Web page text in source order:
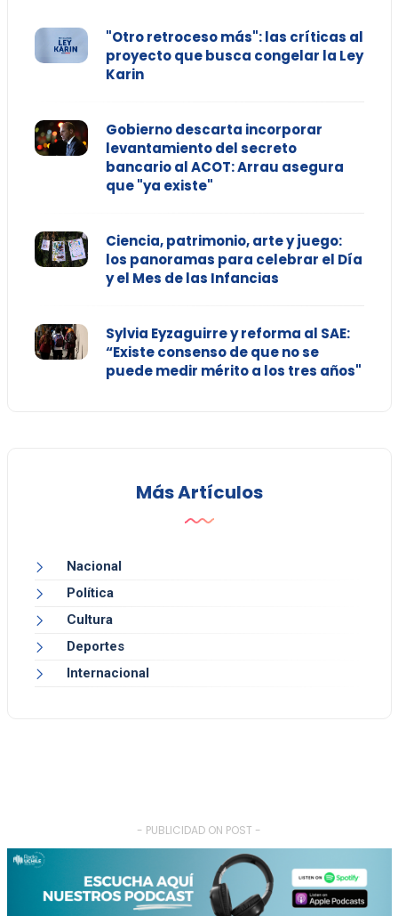
"Otro retroceso más": las críticas al
proyecto que busca congelar la Ley
Karin
Gobierno descarta incorporar
levantamiento del secreto
bancario al ACOT: Arrau asegura
que "ya existe"
Ciencia, patrimonio, arte y juego:
los panoramas para celebrar el Día
y el Mes de las Infancias
Sylvia Eyzaguirre y reforma al SAE:
“Existe consenso de que no se
puede medir mérito a los tres años"
Más Artículos
Nacional
Política
Cultura
Deportes
Internacional
- PUBLICIDAD ON POST -